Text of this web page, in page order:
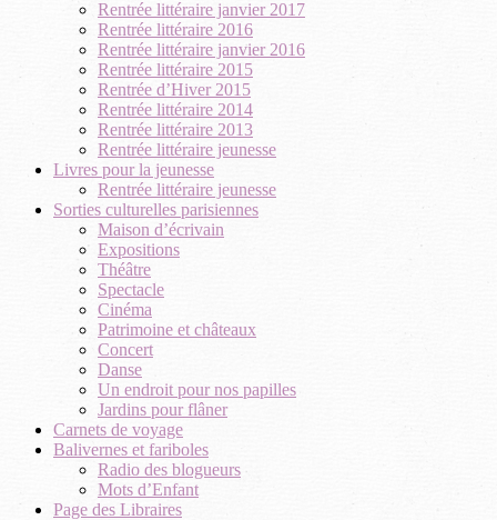
Rentrée littéraire janvier 2017
Rentrée littéraire 2016
Rentrée littéraire janvier 2016
Rentrée littéraire 2015
Rentrée d’Hiver 2015
Rentrée littéraire 2014
Rentrée littéraire 2013
Rentrée littéraire jeunesse
Livres pour la jeunesse
Rentrée littéraire jeunesse
Sorties culturelles parisiennes
Maison d’écrivain
Expositions
Théâtre
Spectacle
Cinéma
Patrimoine et châteaux
Concert
Danse
Un endroit pour nos papilles
Jardins pour flâner
Carnets de voyage
Balivernes et fariboles
Radio des blogueurs
Mots d’Enfant
Page des Libraires